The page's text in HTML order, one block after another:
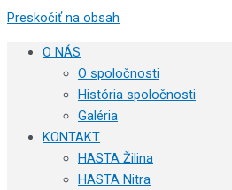
Preskočiť na obsah
O NÁS
O spoločnosti
História spoločnosti
Galéria
KONTAKT
HASTA Žilina
HASTA Nitra